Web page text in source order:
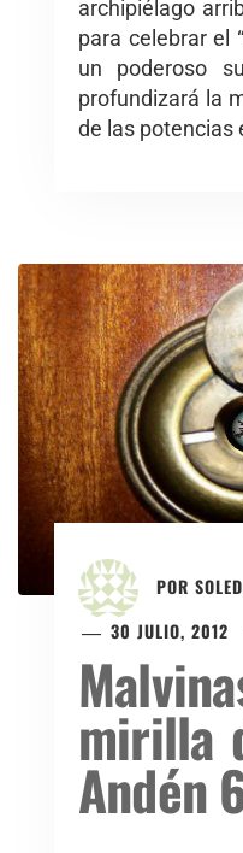
archipiélago
para celebrar el
un poderoso
profundizará la
de las potencias
POR
30 JULIO, 2012
mirilla
Andén